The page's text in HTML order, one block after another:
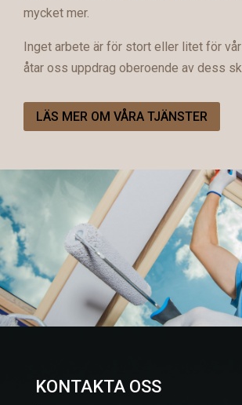
mycket mer.
Inget arbete är för stort eller litet för
åtar oss uppdrag oberoende av dess
LÄS MER OM VÅRA TJÄNSTER
KONTAKTA OSS